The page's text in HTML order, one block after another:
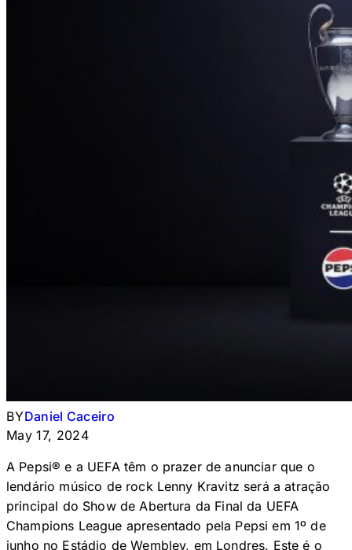
BYDaniel Caceiro
May 17, 2024
A Pepsi® e a UEFA têm o prazer de anunciar que o
lendário músico de rock Lenny Kravitz será a atração
principal do Show de Abertura da Final da UEFA
Champions League apresentado pela Pepsi em 1º de
junho no Estádio de Wembley, em Londres. Este é o